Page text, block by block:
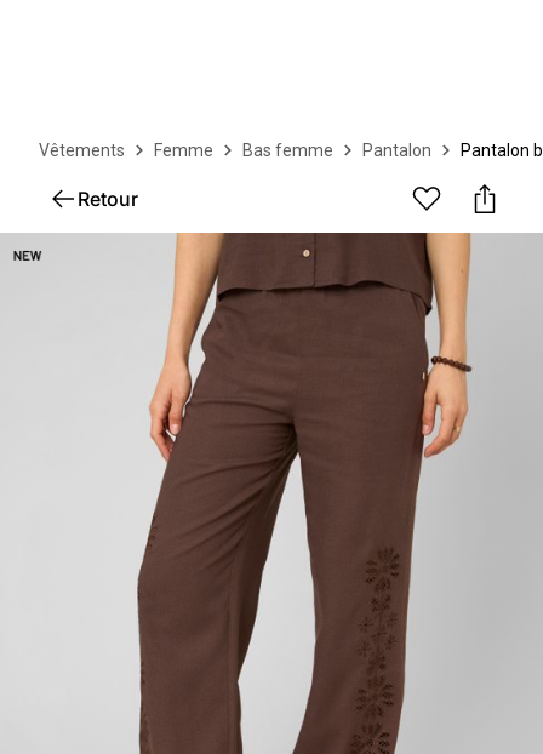
Vêtements Femme Bas femme Pantalon Pantalon
Retour